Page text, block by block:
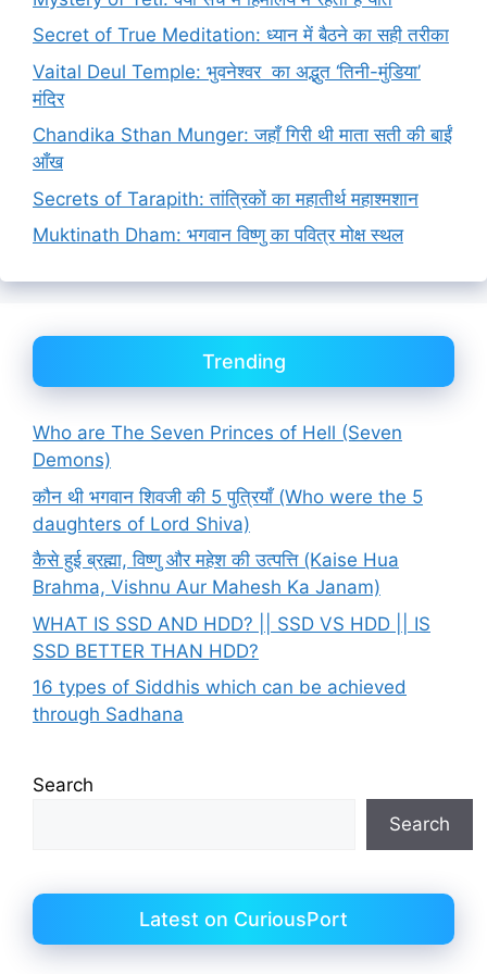
Secret of True Meditation: ध्यान में बैठने का सही तरीका
Vaital Deul Temple: भुवनेश्वर का अद्भुत ‘तिनी-मुंडिया’
मंदिर
Chandika Sthan Munger: जहाँ गिरी थी माता सती की बाईं
आँख
Secrets of Tarapith: तांत्रिकों का महातीर्थ महाश्मशान
Muktinath Dham: भगवान विष्णु का पवित्र मोक्ष स्थल
Trending
Who are The Seven Princes of Hell (Seven
Demons)
कौन थी भगवान शिवजी की 5 पुत्रियाँ (Who were the 5
daughters of Lord Shiva)
कैसे हुई ब्रह्मा, विष्णु और महेश की उत्पत्ति (Kaise Hua
Brahma, Vishnu Aur Mahesh Ka Janam)
WHAT IS SSD AND HDD? || SSD VS HDD || IS
SSD BETTER THAN HDD?
16 types of Siddhis which can be achieved
through Sadhana
Search
Search
Latest on CuriousPort